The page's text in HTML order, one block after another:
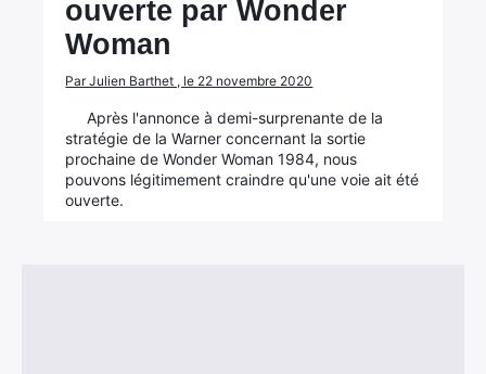
ouverte par Wonder
Woman
Par Julien Barthet , le 22 novembre 2020
Après l'annonce à demi-surprenante de la
stratégie de la Warner concernant la sortie
prochaine de Wonder Woman 1984, nous
pouvons légitimement craindre qu'une voie ait été
ouverte.